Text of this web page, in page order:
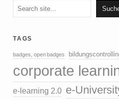
tags
badges, open badges
corporate
e-learning 2.0 e-